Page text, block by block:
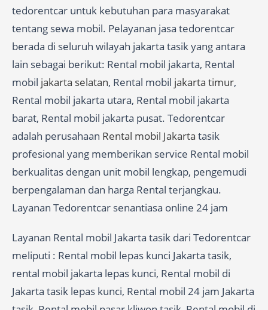
tedorentcar untuk kebutuhan para masyarakat
tentang sewa mobil. Pelayanan jasa tedorentcar
berada di seluruh wilayah jakarta tasik yang antara
lain sebagai berikut: Rental mobil jakarta, Rental
mobil jakarta selatan, Rental mobil jakarta timur,
Rental mobil jakarta utara, Rental mobil jakarta
barat, Rental mobil jakarta pusat. Tedorentcar
adalah perusahaan Rental mobil Jakarta tasik
profesional yang memberikan service Rental mobil
berkualitas dengan unit mobil lengkap, pengemudi
berpengalaman dan harga Rental terjangkau.
Layanan Tedorentcar senantiasa online 24 jam
Layanan Rental mobil Jakarta tasik dari Tedorentcar
meliputi : Rental mobil lepas kunci Jakarta tasik,
rental mobil jakarta lepas kunci, Rental mobil di
Jakarta tasik lepas kunci, Rental mobil 24 jam Jakarta